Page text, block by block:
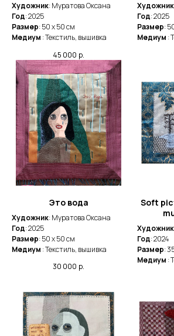
Художник: Муратова Оксана
Год: 2025
Размер: 50 x 50 cм
Медиум : Текстиль, вышивка
45 000 р.
Художник
Год: 2025
Размер:
Медиум :
Это вода
Художник: Муратова Оксана
Год: 2025
Размер: 50 x 50 cм
Медиум : Текстиль, вышивка
30 000 р.
Soft
Художник
Год: 2024
Размер:
Медиум :